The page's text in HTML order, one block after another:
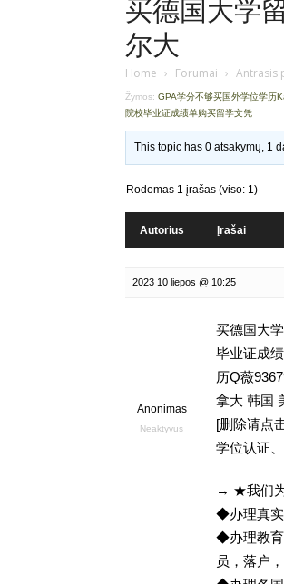
买德国大学
尔大
Home › Forumai › Antrasis
Žymos: GPA学分不够买国外学位学历
院校毕业证成绩单购买留学文凭
This topic has 0 atsakymų, 1
Rodomas 1 įrašas (viso: 1)
Autorius Įrašai
2023 10 liepos @ 10:25
Anonimas
Neaktyvus
买德国大
毕业证成
历Q薇
拿大 韩国
[删除请点
学位认证
→ ★我们为
◆办理真实
◆办理教育
员，落户